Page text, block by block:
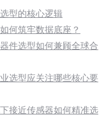
型的核心逻辑
何筑牢数据底座？
件选型如何兼顾全球合
选型应关注哪些核心要
接近传感器如何精准选